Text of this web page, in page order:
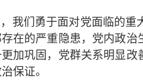
我们勇于面对党面临的
在的严重隐患，党内政治
加巩固，党群关系明显
保证。